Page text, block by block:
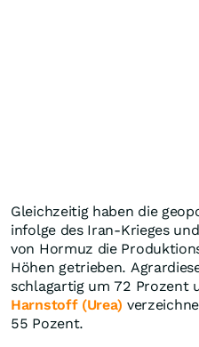
Gleichzeitig haben die
infolge des Iran-Krieges
von Hormuz die
Höhen getrieben.
schlagartig um 72 Prozent
Harnstoff (Urea)
55 Pozent.